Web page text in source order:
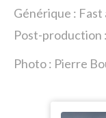
Générique :
Post-production :
Photo : Pierre